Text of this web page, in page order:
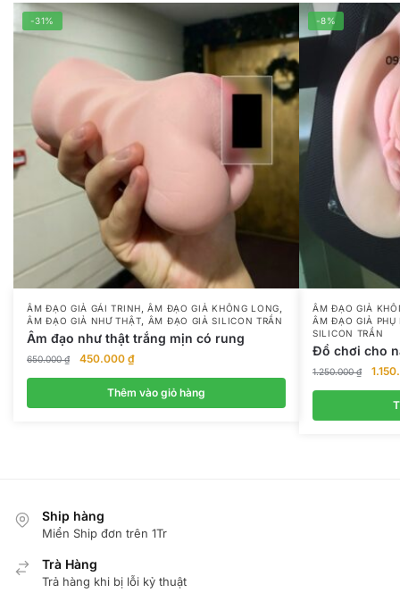
-31%
ÂM ĐẠO GIẢ GÁI TRINH,ÂM ĐẠO GIẢ KHÔNG LONG,
ÂM ĐẠO GIẢ NHƯ THẬT, ÂM ĐẠO GIẢ SILICON TRẦN
Âm đạo như thật trắng mịn có rung
650.000₫
Giá
gốc
650.000 ₫.
450.000 ₫Giá
hiện
tại
là:
Thêm vào giỏ hàng
-8%
ÂM ĐẠO GIẢ
ÂM ĐẠO GIẢ PHỤ
SILICON TRẦN
Đồ chơi cho
1.250.000₫
Giá
gốc
Ship hàng
Miển Ship đơn trên 1Tr
Trà Hàng
Trả hàng khi bị lỗi kỷ thuật